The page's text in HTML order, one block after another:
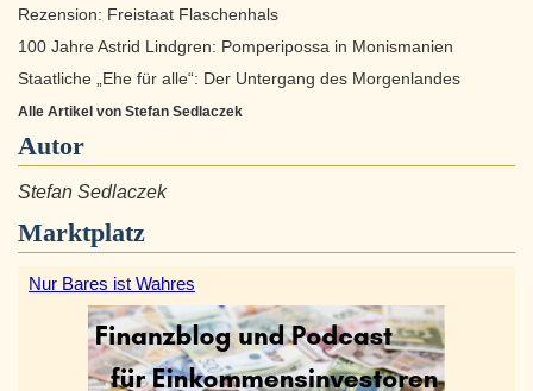
Rezension: Freistaat Flaschenhals
100 Jahre Astrid Lindgren: Pomperipossa in Monismanien
Staatliche „Ehe für alle“: Der Untergang des Morgenlandes
Alle Artikel von Stefan Sedlaczek
Autor
Stefan Sedlaczek
Marktplatz
Nur Bares ist Wahres